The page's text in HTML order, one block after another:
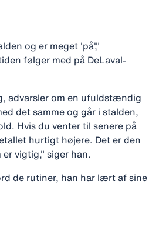
og er meget 'på',"
følger med på DeLaval-
advarsler om en ufuldstændig
det samme og går i stalden,
Hvis du venter til senere på
hurtigt højere. Det er den
vigtig," siger han.
de rutiner, han har lært af sine